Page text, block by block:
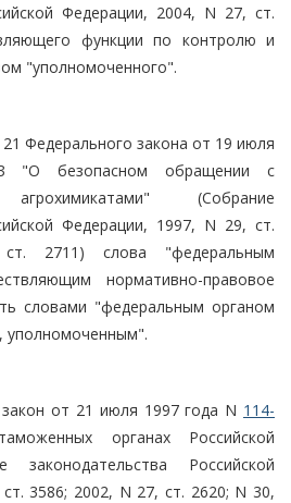
Федерации, 2004, N 27, ст.
функции по контролю и
"уполномоченного".
Федерального закона от 19 июля
"О безопасном обращении с
(Собрание
Федерации, 1997, N 29, ст.
2711) слова "федеральным
нормативно-правовое
словами "федеральным органом
уполномоченным".
от 21 июля 1997 года N 114-
органах Российской
законодательства Российской
3586; 2002, N 27, ст. 2620; N 30,